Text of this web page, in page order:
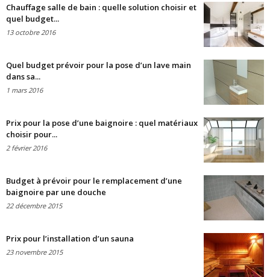
Chauffage salle de bain : quelle solution choisir et
quel budget...
13 octobre 2016
Quel budget prévoir pour la pose d’un lave main
dans sa...
1 mars 2016
Prix pour la pose d’une baignoire : quel matériaux
choisir pour...
2 février 2016
Budget à prévoir pour le remplacement d’une
baignoire par une douche
22 décembre 2015
Prix pour l’installation d’un sauna
23 novembre 2015